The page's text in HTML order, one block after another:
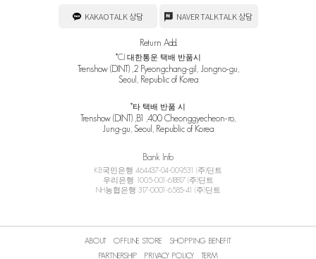
KAKAOTALK 상담 NAVER TALKTALK 상담
Return Add.
*CJ 대한통운 택배 반품시
Trenshow (DINT) ,2 Pyeongchang-gil, Jongno-gu,
Seoul, Republic of Korea
*타 택배 반품 시
Trenshow (DINT) ,B1 ,400 Cheonggyecheon-ro,
Jung-gu, Seoul, Republic of Korea
Bank Info
KB국민은행 464437-04-009531 (주)딘트
우리은행 1005-001-618817 (주)딘트
NH농협은행 317-0001-6585-41 (주)딘트
ABOUT OFFLINE STORE
SHOPPING BENEFIT
PARTNERSHIP
PRIVACY POLICY TERM